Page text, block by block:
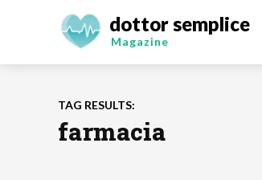
dottor semplice
Magazine
TAG RESULTS:
farmacia